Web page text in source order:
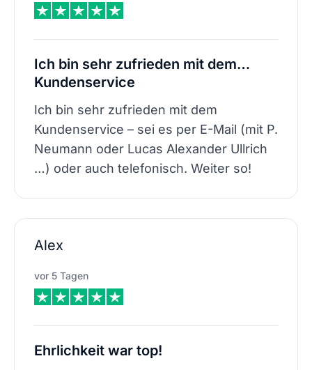
Ich bin sehr zufrieden mit dem…
Kundenservice
Ich bin sehr zufrieden mit dem
Kundenservice – sei es per E-Mail (mit P.
Neumann oder Lucas Alexander Ullrich
…) oder auch telefonisch. Weiter so!
Alex
vor 5 Tagen
Ehrlichkeit war top!